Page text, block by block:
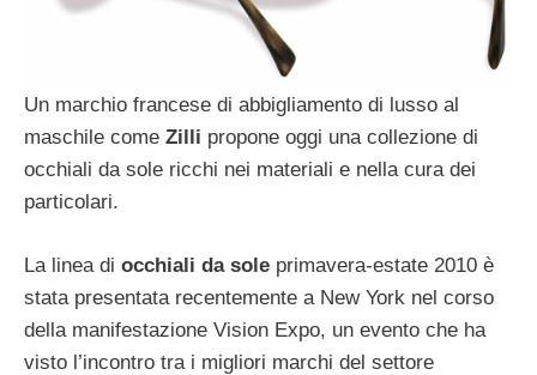
Un marchio francese di abbigliamento di lusso al
maschile come Zilli propone oggi una collezione di
occhiali da sole ricchi nei materiali e nella cura dei
particolari.
La linea di occhiali da sole primavera-estate 2010 è
stata presentata recentemente a New York nel corso
della manifestazione Vision Expo, un evento che ha
visto l’incontro tra i migliori marchi del settore